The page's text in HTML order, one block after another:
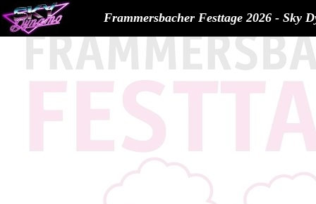
Frammersbacher Festtage 2026 - Sky